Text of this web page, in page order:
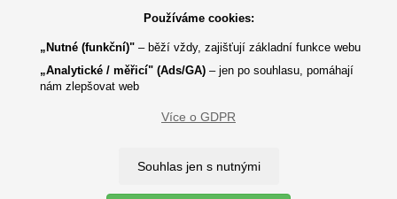
Online
Youtube SONS
K jakémukoliv užití textů a obrázků uvedených na tomto serveru je
Copyright © 2012 - 2026 SONS ČR, z. s.
Používáme cookies:
„Nutné (funkční)" – běží vždy, zajišťují základní funkce webu
„Analytické / měřicí" (Ads/GA) – jen po souhlasu, pomáhají
nám zlepšovat web
Více o GDPR
Souhlas jen s nutnými